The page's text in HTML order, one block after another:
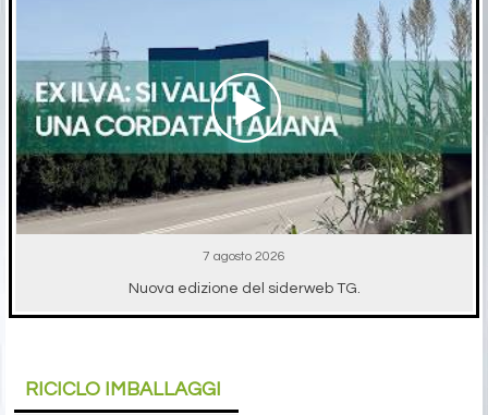
7 agosto 2026
Nuova edizione del siderweb TG.
RICICLO IMBALLAGGI